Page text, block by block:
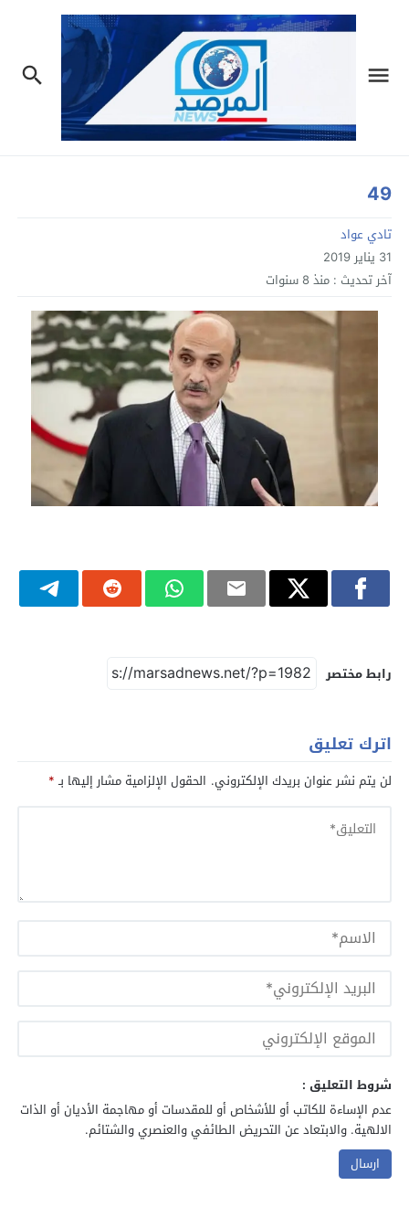
49
تادي عواد
31 يناير 2019
آخر تحديث : منذ 8 سنوات
رابط مختصر
اترك تعليق
لن يتم نشر عنوان بريدك الإلكتروني. الحقول الإلزامية مشار إليها بـ*
شروط التعليق :
عدم الإساءة للكاتب أو للأشخاص أو للمقدسات أو مهاجمة الأديان أو الذات
الالهية. والابتعاد عن التحريض الطائفي والعنصري والشتائم.